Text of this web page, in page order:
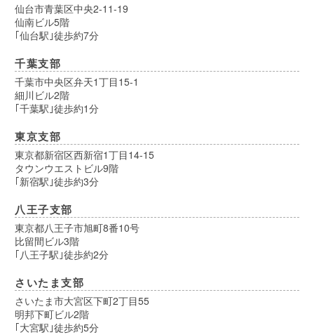
仙台市青葉区中央2-11-19
仙南ビル5階
｢仙台駅｣徒歩約7分
千葉支部
千葉市中央区弁天1丁目15-1
細川ビル2階
｢千葉駅｣徒歩約1分
東京支部
東京都新宿区西新宿1丁目14-15
タウンウエストビル9階
｢新宿駅｣徒歩約3分
八王子支部
東京都八王子市旭町8番10号
比留間ビル3階
｢八王子駅｣徒歩約2分
さいたま支部
さいたま市大宮区下町2丁目55
明邦下町ビル2階
｢大宮駅｣徒歩約5分